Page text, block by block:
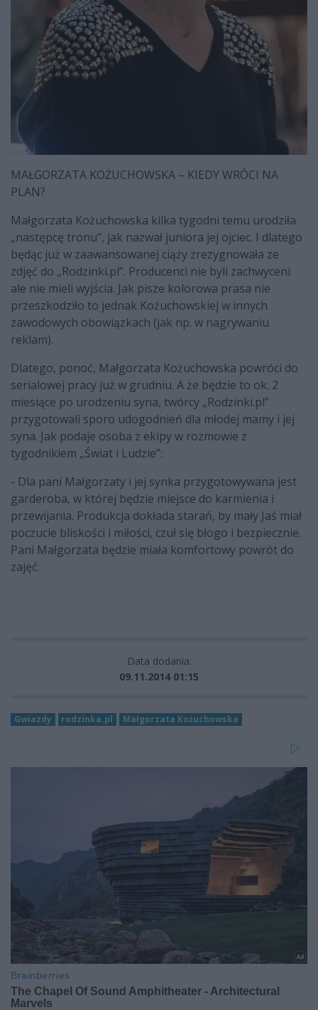
MAŁGORZATA KOŻUCHOWSKA – KIEDY WRÓCI NA
PLAN?
Małgorzata Kożuchowska kilka tygodni temu urodziła
„następcę tronu”, jak nazwał juniora jej ojciec. I dlatego
będąc już w zaawansowanej ciąży zrezygnowała ze
zdjęć do „Rodzinki.pl”. Producenci nie byli zachwyceni
ale nie mieli wyjścia. Jak pisze kolorowa prasa nie
przeszkodziło to jednak Kożuchowskiej w innych
zawodowych obowiązkach (jak np. w nagrywaniu
reklam).
Dlatego, ponoć, Małgorzata Kożuchowska powróci do
serialowej pracy już w grudniu. A że będzie to ok. 2
miesiące po urodzeniu syna, twórcy „Rodzinki.pl”
przygotowali sporo udogodnień dla młodej mamy i jej
syna. Jak podaje osoba z ekipy w rozmowie z
tygodnikiem „Świat i Ludzie”:
- Dla pani Małgorzaty i jej synka przygotowywana jest
garderoba, w której będzie miejsce do karmienia i
przewijania. Produkcja dokłada starań, by mały Jaś miał
poczucie bliskości i miłości, czuł się błogo i bezpiecznie.
Pani Małgorzata będzie miała komfortowy powrót do
zajęć.
Data dodania:
09.11.2014 01:15
Gwiazdy rodzinka.pl Małgorzata Kożuchowska